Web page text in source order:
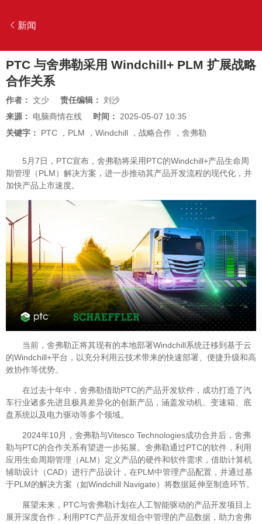
新闻
PTC 与舍弗勒采用 Windchill+ PLM 扩展战略
合作关系
作者： 文少 责任编辑： 刘沙
来源： 电脑商情在线 时间： 2025-05-07 10:35
关键字： PTC ， PLM ， Windchill ， 战略合作 ， 舍弗勒
5月7日，PTC宣布，舍弗勒将采用PTC的Windchill+产品生命周
期管理（PLM）解决方案，进一步推动其产品开发流程的现代化，并
加快产品上市速度。
当前，舍弗勒正将其现有的本地部署Windchill系统迁移到基于云
的Windchill+平台，以充分利用云技术带来的快速部署、便捷升级和高
效协作等优势。
在过去十年中，舍弗勒借助PTC的产品开发软件，成功打造了汽
车行业诸多先进且极具差异化的创新产品，涵盖发动机、变速箱、底
盘系统以及电力驱动等多个领域。
2024年10月，舍弗勒与Vitesco Technologies成功合并后，舍弗
勒与PTC的合作关系有望进一步拓展。舍弗勒通过PTC的软件，利用
应用生命周期管理（ALM）定义产品的硬件和软件需求，借助计算机
辅助设计（CAD）进行产品设计，在PLM中管理产品配置，并通过基
于PLM的解决方案（如Windchill Navigate）将数据延伸至制造环节。
展望未来，PTC与舍弗勒计划在人工智能驱动的产品开发项目上
展开深度合作，利用PTC产品开发组合中管理的产品数据，助力舍弗